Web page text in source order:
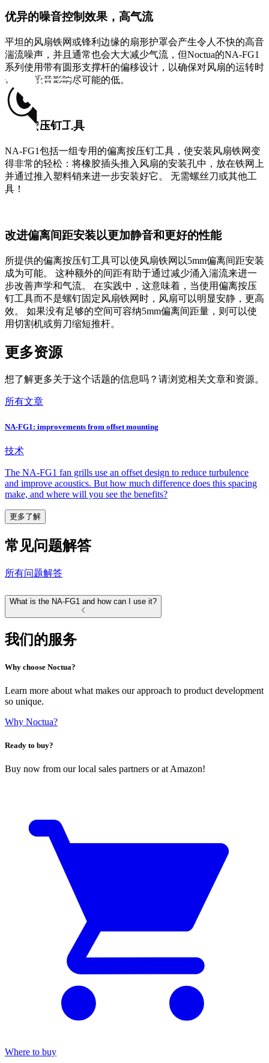
优异的噪音控制效果，高气流
平坦的风扇铁网或锋利边缘的扇形护罩会产生令人不快的高音
湍流噪声，并且通常也会大大减少气流，但Noctua的NA-FG1
系列使用带有圆形支撑杆的偏移设计，以确保对风扇的运转时
带来的噪音影响尽可能的低。
偏离按压钉工具
NA-FG1包括一组专用的偏离按压钉工具，使安装风扇铁网变
得非常的轻松：将橡胶插头推入风扇的安装孔中，放在铁网上
并通过推入塑料销来进一步安装好它。 无需螺丝刀或其他工
具！
改进偏离间距安装以更加静音和更好的性能
所提供的偏离按压钉工具可以使风扇铁网以5mm偏离间距安装
成为可能。 这种额外的间距有助于通过减少涌入湍流来进一
步改善声学和气流。 在实践中，这意味着，当使用偏离按压
钉工具而不是螺钉固定风扇铁网时，风扇可以明显安静，更高
效。 如果没有足够的空间可容纳5mm偏离间距量，则可以使
用切割机或剪刀缩短推杆。
更多资源
想了解更多关于这个话题的信息吗？请浏览相关文章和资源。
所有文章
NA-FG1: improvements from offset mounting
技术
The NA-FG1 fan grills use an offset design to reduce turbulence
and improve acoustics. But how much difference does this spacing
make, and where will you see the benefits?
更多了解
常见问题解答
所有问题解答
What is the NA-FG1 and how can I use it?
我们的服务
Why choose Noctua?
Learn more about what makes our approach to product development
so unique.
Why Noctua?
Ready to buy?
Buy now from our local sales partners or at Amazon!
Where to buy